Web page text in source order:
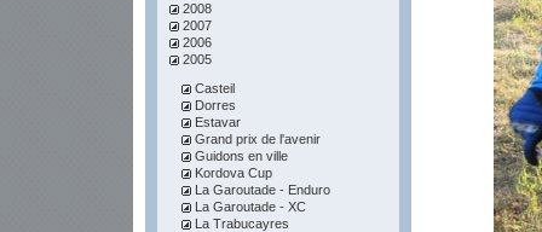
2008
2007
2006
2005
Casteil
Dorres
Estavar
Grand prix de l'avenir
Guidons en ville
Kordova Cup
La Garoutade - Enduro
La Garoutade - XC
La Trabucayres